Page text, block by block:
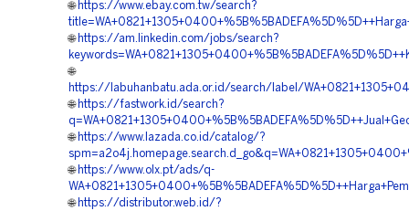
🌐 https://www.ebay.com.tw/search?
🌐 https://am.linkedin.com/jobs/search?
🌐
https://labuhanbatu.ada.or.id/search/label/
🌐 https://fastwork.id/search?
🌐 https://www.lazada.co.id/catalog/?
🌐 https://www.olx.pt/ads/q-
🌐 https://distributor.web.id/?